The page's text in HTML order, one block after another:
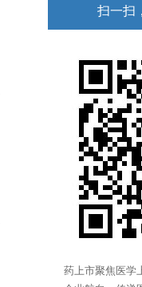
扫一扫
药上市聚焦医学